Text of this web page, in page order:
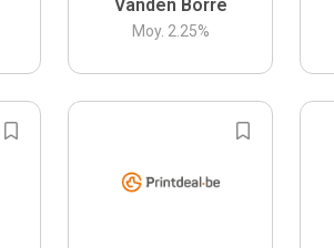
Vanden Borre
Moy. 2.25%